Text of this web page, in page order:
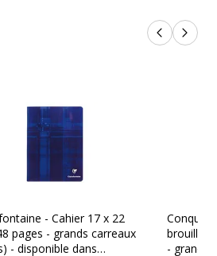
Produits
- Cahier 17 x 22
pages - grands carreaux
- disponible dans
brouillon
- grands